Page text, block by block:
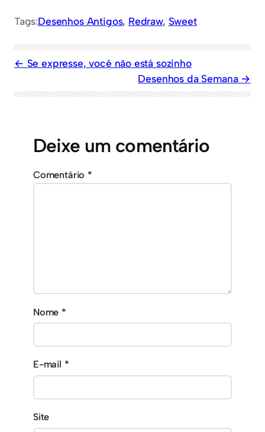
Tags:Desenhos Antigos, Redraw, Sweet
Se expresse, você não está sozinho
Desenhos da Semana
Deixe um comentário
Comentário *
Nome *
E-mail *
Site